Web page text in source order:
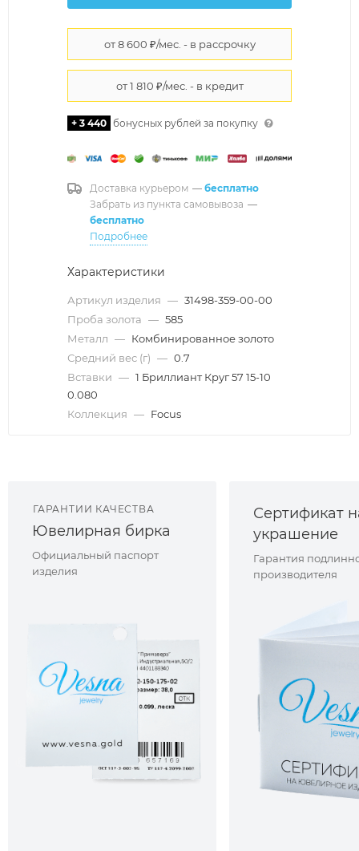
+ 3 440 бонусных рублей за покупку
Доставка курьером — бесплатно
Забрать из пункта самовывоза —
бесплатно
Подробнее
Характеристики
Артикул изделия — 31498-359-00-00
Проба золота — 585
Металл — Комбинированное золото
Средний вес (г) — 0.7
Вставки — 1 Бриллиант Круг 57 15-10
0.080
Коллекция — Focus
ГАРАНТИИ КАЧЕСТВА
Ювелирная бирка
Официальный паспорт
изделия
Сертификат
украшение
Гарантия
производителя